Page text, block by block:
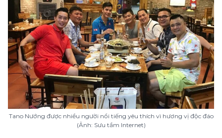
Tano Nướng được nhiều người nổi tiếng yêu thích vì hương vị độc đáo
(Ảnh: Sưu tầm Internet)